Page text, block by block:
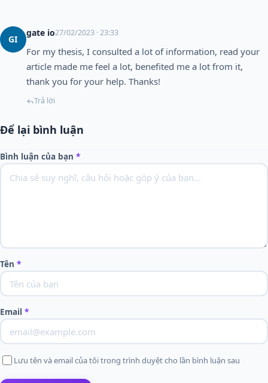
GI
gate io27/02/2023 · 23:33
For my thesis, I consulted a lot of information, read your
article made me feel a lot, benefited me a lot from it,
thank you for your help. Thanks!
Trả lời
Để lại bình luận
Bình luận của bạn *
Tên *
Email *
Lưu tên và email của tôi trong trình duyệt cho lần bình luận sau